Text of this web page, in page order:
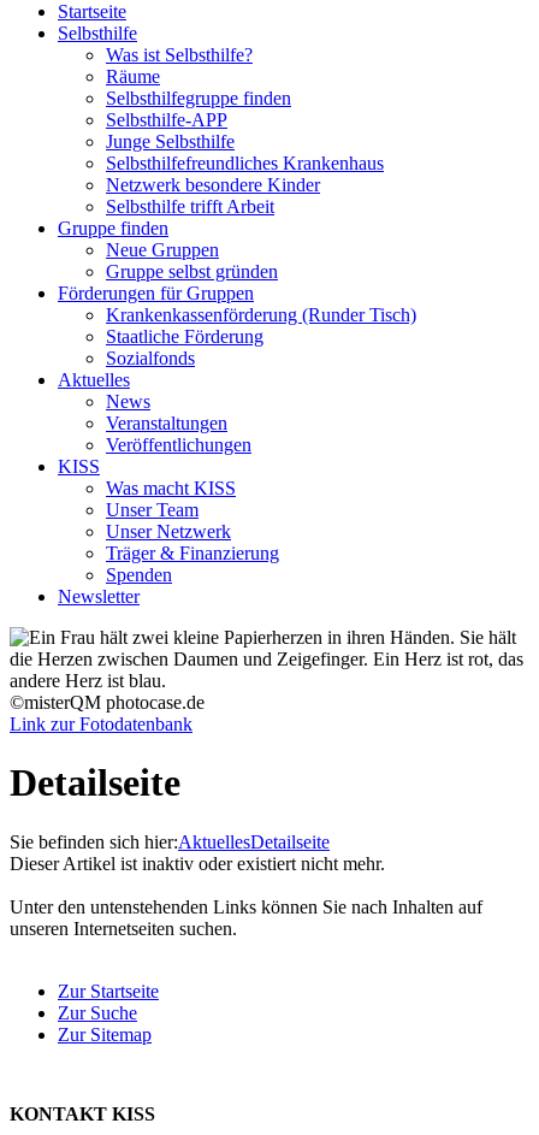
Startseite
Selbsthilfe
Was ist Selbsthilfe?
Räume
Selbsthilfegruppe finden
Selbsthilfe-APP
Junge Selbsthilfe
Selbsthilfefreundliches Krankenhaus
Netzwerk besondere Kinder
Selbsthilfe trifft Arbeit
Gruppe finden
Neue Gruppen
Gruppe selbst gründen
Förderungen für Gruppen
Krankenkassenförderung (Runder Tisch)
Staatliche Förderung
Sozialfonds
Aktuelles
News
Veranstaltungen
Veröffentlichungen
KISS
Was macht KISS
Unser Team
Unser Netzwerk
Träger & Finanzierung
Spenden
Newsletter
©misterQM photocase.de
Link zur Fotodatenbank
Detailseite
Sie befinden sich hier:AktuellesDetailseite
Dieser Artikel ist inaktiv oder existiert nicht mehr.
Unter den untenstehenden Links können Sie nach Inhalten auf
unseren Internetseiten suchen.
Zur Startseite
Zur Suche
Zur Sitemap
KONTAKT KISS